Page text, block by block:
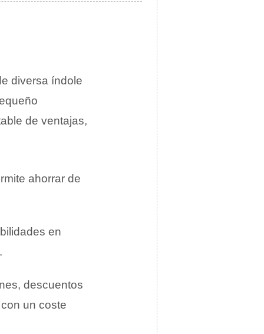
diversa índole
de ventajas,
ahorrar de
en
descuentos
un coste